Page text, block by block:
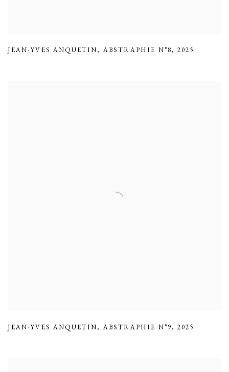
JEAN-YVES ANQUETIN, ABSTRAPHIE N°8, 2025
JEAN-YVES ANQUETIN, ABSTRAPHIE N°9, 2025